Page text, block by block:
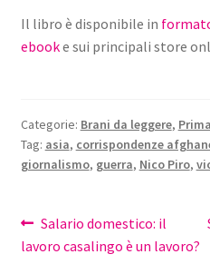
Il libro è disponibile in
ebooke sui principali store
Categorie: Brani da leggere,
Tag: asia, corrispondenze
giornalismo, guerra, Nico Piro,
Navigazione
Articolo
precedente:
Salario domestico: il
lavoro casalingo è un lavoro?